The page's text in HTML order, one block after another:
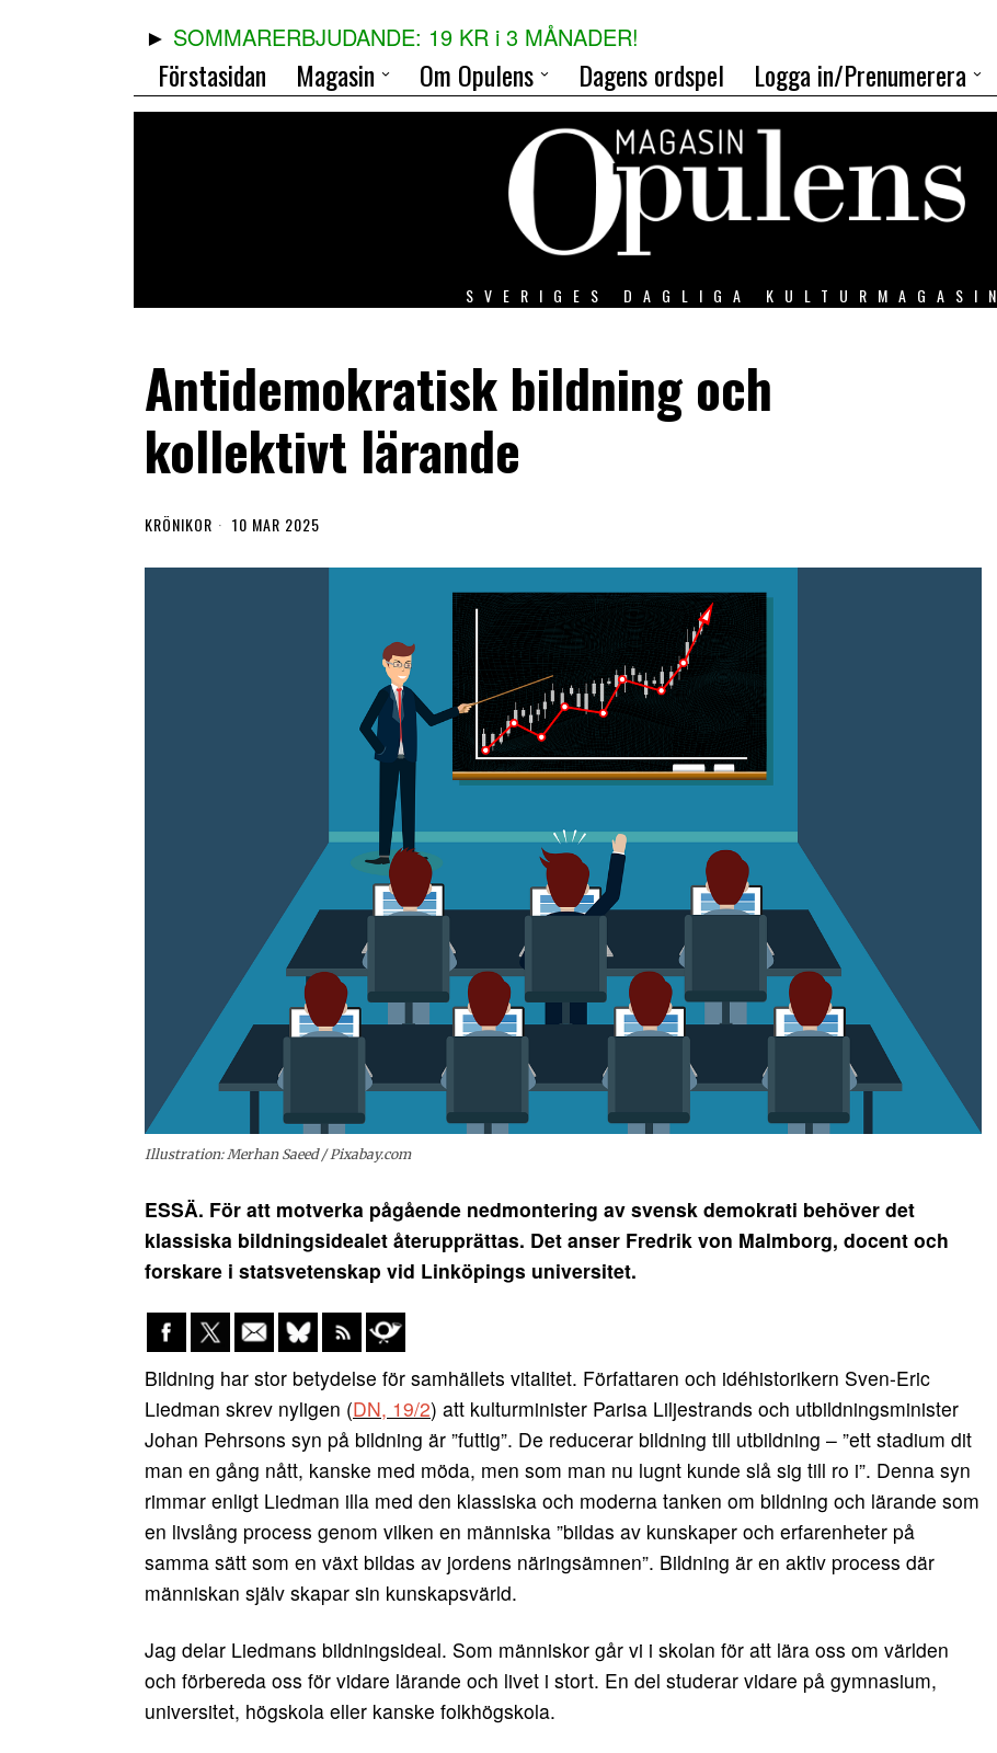
SOMMARERBJUDANDE: 19 KR i 3 MÅNADER!
Förstasidan Magasin Om Opulens Dagens ordspel Logga in/Prenumerera
SVERIGES DAGLIGA KULTURMAGASIN
Antidemokratisk bildning och
kollektivt lärande
KRÖNIKOR 10 MAR 2025
Illustration: Merhan Saeed / Pixabay.com
ESSÄ. För att motverka pågående nedmontering av svensk demokrati behöver det
klassiska bildningsidealet återupprättas. Det anser Fredrik von Malmborg, docent och
forskare i statsvetenskap vid Linköpings universitet.
Bildning har stor betydelse för samhällets vitalitet. Författaren och idéhistorikern Sven-Eric
Liedman skrev nyligen (DN, 19/2) att kulturminister Parisa Liljestrands och utbildningsminister
Johan Pehrsons syn på bildning är ”futtig”. De reducerar bildning till utbildning – ”ett stadium dit
man en gång nått, kanske med möda, men som man nu lugnt kunde slå sig till ro i”. Denna syn
rimmar enligt Liedman illa med den klassiska och moderna tanken om bildning och lärande som
en livslång process genom vilken en människa ”bildas av kunskaper och erfarenheter på
samma sätt som en växt bildas av jordens näringsämnen”. Bildning är en aktiv process där
människan själv skapar sin kunskapsvärld.
Jag delar Liedmans bildningsideal. Som människor går vi i skolan för att lära oss om världen
och förbereda oss för vidare lärande och livet i stort. En del studerar vidare på gymnasium,
universitet, högskola eller kanske folkhögskola.